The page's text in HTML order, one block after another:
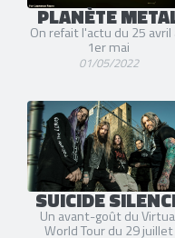
PLANÈTE
On refait l'actu du 25 avril
1er mai
01/05/2022
SUICIDE
Un avant-goût du
World Tour du 29 juillet